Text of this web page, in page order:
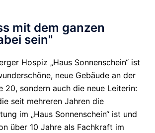
mit dem ganzen
sein"
Hospiz „Haus Sonnenschein“ ist
neue Gebäude an der
20, sondern auch die neue Leiterin:
seit mehreren Jahren die
im „Haus Sonnenschein“ ist und
über 10 Jahre als Fachkraft im